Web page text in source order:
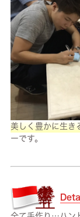
美しく豊かに生き
ーです。